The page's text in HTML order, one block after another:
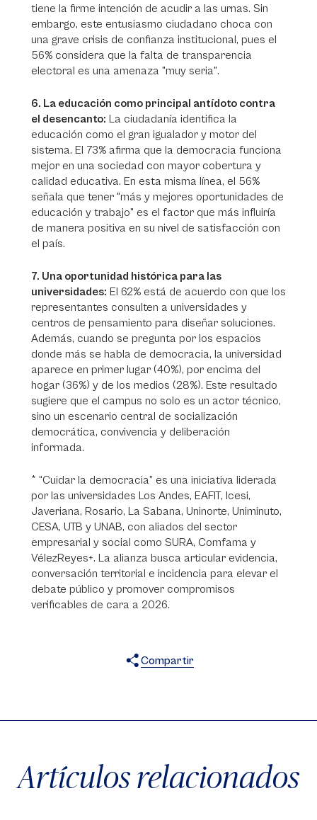
tiene la firme intención de acudir a las urnas. Sin
embargo, este entusiasmo ciudadano choca con
una grave crisis de confianza institucional, pues el
56% considera que la falta de transparencia
electoral es una amenaza "muy seria".
6. La educación como principal antídoto contra
el desencanto: La ciudadanía identifica la
educación como el gran igualador y motor del
sistema. El 73% afirma que la democracia funciona
mejor en una sociedad con mayor cobertura y
calidad educativa. En esta misma línea, el 56%
señala que tener "más y mejores oportunidades de
educación y trabajo" es el factor que más influiría
de manera positiva en su nivel de satisfacción con
el país.
7. Una oportunidad histórica para las
universidades: El 62% está de acuerdo con que los
representantes consulten a universidades y
centros de pensamiento para diseñar soluciones.
Además, cuando se pregunta por los espacios
donde más se habla de democracia, la universidad
aparece en primer lugar (40%), por encima del
hogar (36%) y de los medios (28%). Este resultado
sugiere que el campus no solo es un actor técnico,
sino un escenario central de socialización
democrática, convivencia y deliberación
informada.
* “Cuidar la democracia” es una iniciativa liderada
por las universidades Los Andes, EAFIT, Icesi,
Javeriana, Rosario, La Sabana, Uninorte, Uniminuto,
CESA, UTB y UNAB, con aliados del sector
empresarial y social como SURA, Comfama y
VélezReyes+. La alianza busca articular evidencia,
conversación territorial e incidencia para elevar el
debate público y promover compromisos
verificables de cara a 2026.
Compartir
Artículos relacionados